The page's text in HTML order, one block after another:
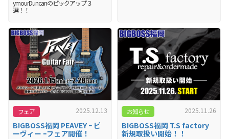
ymourDuncanのピックアップ３
選！！
フェア 2025.12.13
BIGBOSS福岡 PEAVEY ｰ ピ
ーヴィー ｰフェア開催！
お知らせ 2025.11.26
BIGBOSS福岡 T.S factory
新規取扱い開始！！